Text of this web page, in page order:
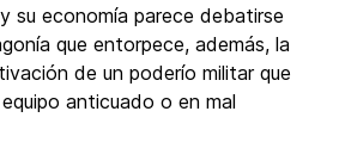
su economía parece debatirse
que entorpece, además, la
de un poderío militar que
anticuado o en mal